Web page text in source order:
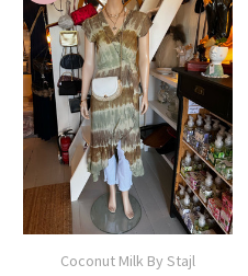
Coconut Milk By Stajl